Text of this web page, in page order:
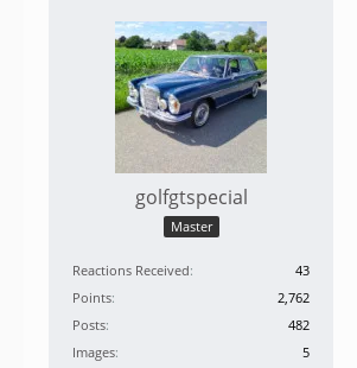
golfgtspecial
Master
Reactions Received
43
Points
2,762
Posts
482
Images
5